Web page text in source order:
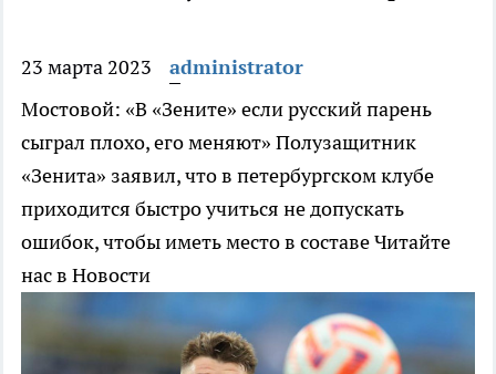
23 марта 2023
administrator
Мостовой: «В «Зените» если русский парень
сыграл плохо, его меняют» Полузащитник
«Зенита» заявил, что в петербургском клубе
приходится быстро учиться не допускать
ошибок, чтобы иметь место в составеЧитайте
нас в Новости